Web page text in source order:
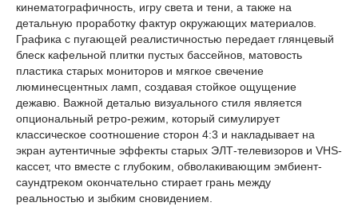
кинематографичность, игру света и тени, а также на
детальную проработку фактур окружающих материалов.
Графика с пугающей реалистичностью передает глянцевый
блеск кафельной плитки пустых бассейнов, матовость
пластика старых мониторов и мягкое свечение
люминесцентных ламп, создавая стойкое ощущение
дежавю. Важной деталью визуального стиля является
опциональный ретро-режим, который симулирует
классическое соотношение сторон 4:3 и накладывает на
экран аутентичные эффекты старых ЭЛТ-телевизоров и VHS-
кассет, что вместе с глубоким, обволакивающим эмбиент-
саундтреком окончательно стирает грань между
реальностью и зыбким сновидением.